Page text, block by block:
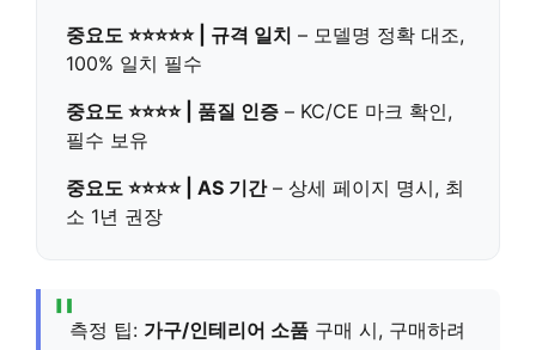
중요도 ⭐⭐⭐⭐⭐ | 규격 일치 – 모델명 정확 대조,
100% 일치 필수
중요도 ⭐⭐⭐⭐ | 품질 인증 – KC/CE 마크 확인,
필수 보유
중요도 ⭐⭐⭐⭐ | AS 기간– 상세 페이지 명시, 최
소 1년 권장
측정 팁: 가구/인테리어 소품 구매 시, 구매하려